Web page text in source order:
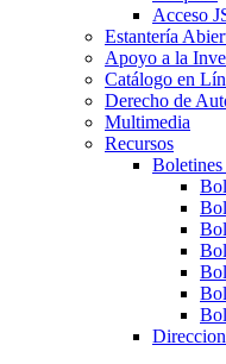
Acceso
Estantería
Apoyo a la
Catálogo en
Derecho de
Multimedia
Recursos